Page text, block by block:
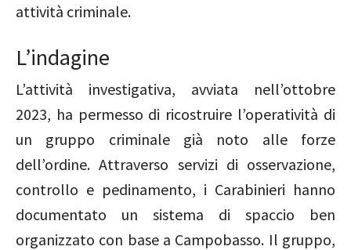
attività criminale.
L’indagine
L’attività investigativa, avviata nell’ottobre
2023, ha permesso di ricostruire l’operatività di
un gruppo criminale già noto alle forze
dell’ordine. Attraverso servizi di osservazione,
controllo e pedinamento, i Carabinieri hanno
documentato un sistema di spaccio ben
organizzato con base a Campobasso. Il gruppo,